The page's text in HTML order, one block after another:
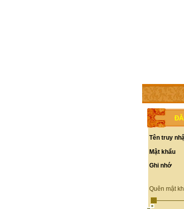
TRANG CHỦ
Tên truy
Mật khẩu
Ghi nhớ
Quên mật